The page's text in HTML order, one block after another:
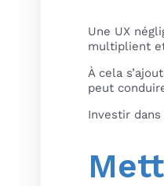
Une UX
multiplient
À cela
peut
Investir dans